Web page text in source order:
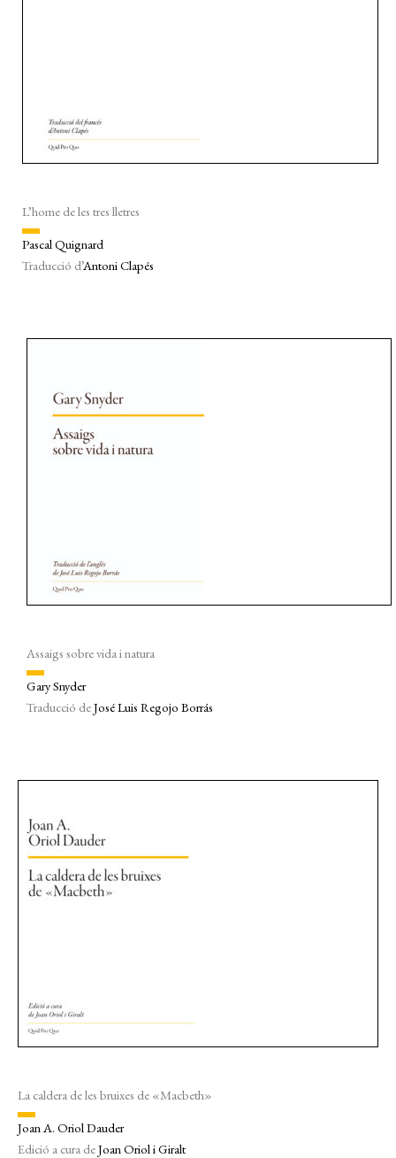
L’home de les tres lletres
Pascal Quignard
Traducció d’Antoni Clapés
Assaigs sobre vida i natura
Gary Snyder
Traducció deJosé Luis Regojo Borrás
La caldera de les bruixes de «Macbeth»
Joan A. Oriol Dauder
Edició a cura deJoan Oriol i Giralt